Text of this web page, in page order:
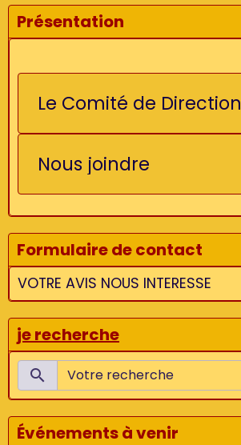
Présentation
Le Comité de Direction
Nous joindre
Formulaire de contact
VOTRE AVIS NOUS INTERESSE
je recherche
Événements à venir